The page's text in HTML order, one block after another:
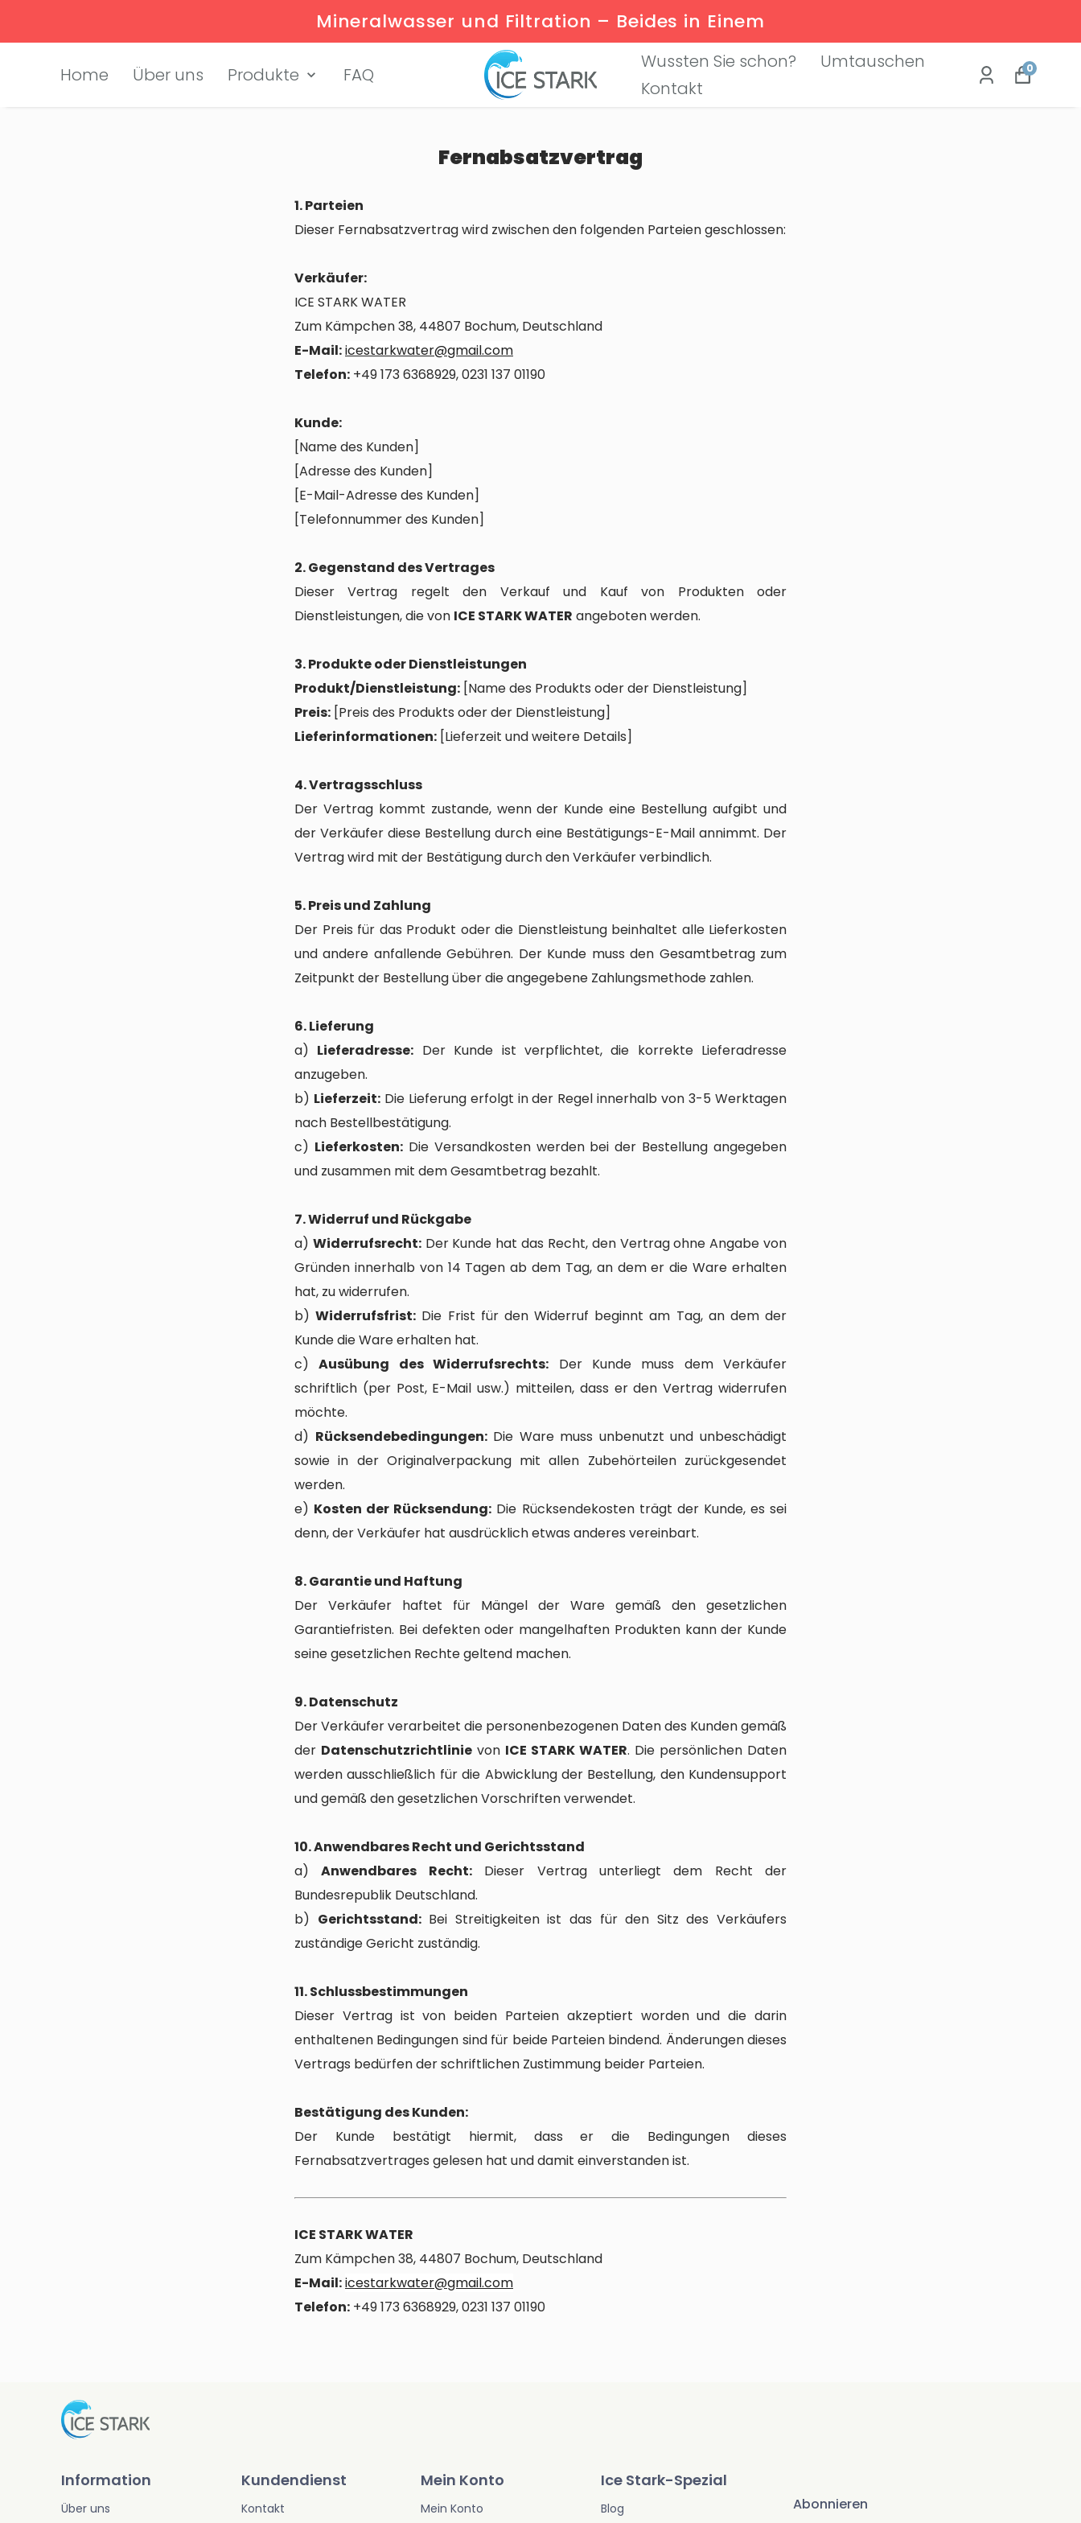
Mineralwasser und Filtration – Beides in Einem
Home Über uns Produkte FAQ
Wussten Sie schon?
Umtauschen
Kontakt
0
Fernabsatzvertrag
1. Parteien
Dieser Fernabsatzvertrag wird zwischen den folgenden Parteien geschlossen:
Verkäufer:
ICE STARK WATER
Zum Kämpchen 38, 44807 Bochum, Deutschland
E-Mail:icestarkwater@gmail.com
Telefon: +49 173 6368929, 0231 137 01190
Kunde:
[Name des Kunden]
[Adresse des Kunden]
[E-Mail-Adresse des Kunden]
[Telefonnummer des Kunden]
2. Gegenstand des Vertrages
Dieser Vertrag regelt den Verkauf und Kauf von Produkten oder
Dienstleistungen, die von ICE STARK WATER angeboten werden.
3. Produkte oder Dienstleistungen
Produkt/Dienstleistung: [Name des Produkts oder der Dienstleistung]
Preis: [Preis des Produkts oder der Dienstleistung]
Lieferinformationen: [Lieferzeit und weitere Details]
4. Vertragsschluss
Der Vertrag kommt zustande, wenn der Kunde eine Bestellung aufgibt und
der Verkäufer diese Bestellung durch eine Bestätigungs-E-Mail annimmt. Der
Vertrag wird mit der Bestätigung durch den Verkäufer verbindlich.
5. Preis und Zahlung
Der Preis für das Produkt oder die Dienstleistung beinhaltet alle Lieferkosten
und andere anfallende Gebühren. Der Kunde muss den Gesamtbetrag zum
Zeitpunkt der Bestellung über die angegebene Zahlungsmethode zahlen.
6. Lieferung
a) Lieferadresse: Der Kunde ist verpflichtet, die korrekte Lieferadresse
anzugeben.
b) Lieferzeit:Die Lieferung erfolgt in der Regel innerhalb von 3-5 Werktagen
nach Bestellbestätigung.
c) Lieferkosten:Die Versandkosten werden bei der Bestellung angegeben
und zusammen mit dem Gesamtbetrag bezahlt.
7. Widerruf und Rückgabe
a) Widerrufsrecht:Der Kunde hat das Recht, den Vertrag ohne Angabe von
Gründen innerhalb von 14 Tagen ab dem Tag, an dem er die Ware erhalten
hat, zu widerrufen.
b)Widerrufsfrist: Die Frist für den Widerruf beginnt am Tag, an dem der
Kunde die Ware erhalten hat.
c)Ausübung des Widerrufsrechts: Der Kunde muss dem Verkäufer
schriftlich (per Post, E-Mail usw.) mitteilen, dass er den Vertrag widerrufen
möchte.
d) Rücksendebedingungen:Die Ware muss unbenutzt und unbeschädigt
sowie in der Originalverpackung mit allen Zubehörteilen zurückgesendet
werden.
e) Kosten der Rücksendung: Die Rücksendekosten trägt der Kunde, es sei
denn, der Verkäufer hat ausdrücklich etwas anderes vereinbart.
8. Garantie und Haftung
Der Verkäufer haftet für Mängel der Ware gemäß den gesetzlichen
Garantiefristen. Bei defekten oder mangelhaften Produkten kann der Kunde
seine gesetzlichen Rechte geltend machen.
9. Datenschutz
Der Verkäufer verarbeitet die personenbezogenen Daten des Kunden gemäß
der Datenschutzrichtlinie von ICE STARK WATER. Die persönlichen Daten
werden ausschließlich für die Abwicklung der Bestellung, den Kundensupport
und gemäß den gesetzlichen Vorschriften verwendet.
10. Anwendbares Recht und Gerichtsstand
a)Anwendbares Recht:Dieser Vertrag unterliegt dem Recht der
Bundesrepublik Deutschland.
b) Gerichtsstand:Bei Streitigkeiten ist das für den Sitz des Verkäufers
zuständige Gericht zuständig.
11. Schlussbestimmungen
Dieser Vertrag ist von beiden Parteien akzeptiert worden und die darin
enthaltenen Bedingungen sind für beide Parteien bindend. Änderungen dieses
Vertrags bedürfen der schriftlichen Zustimmung beider Parteien.
Bestätigung des Kunden:
Der Kunde bestätigt hiermit, dass er die Bedingungen dieses
Fernabsatzvertrages gelesen hat und damit einverstanden ist.
ICE STARK WATER
Zum Kämpchen 38, 44807 Bochum, Deutschland
E-Mail:icestarkwater@gmail.com
Telefon: +49 173 6368929, 0231 137 01190
Information
Über uns
Kundendienst
Kontakt
Mein Konto
Mein Konto
Ice Stark-Spezial
Blog Abonnieren